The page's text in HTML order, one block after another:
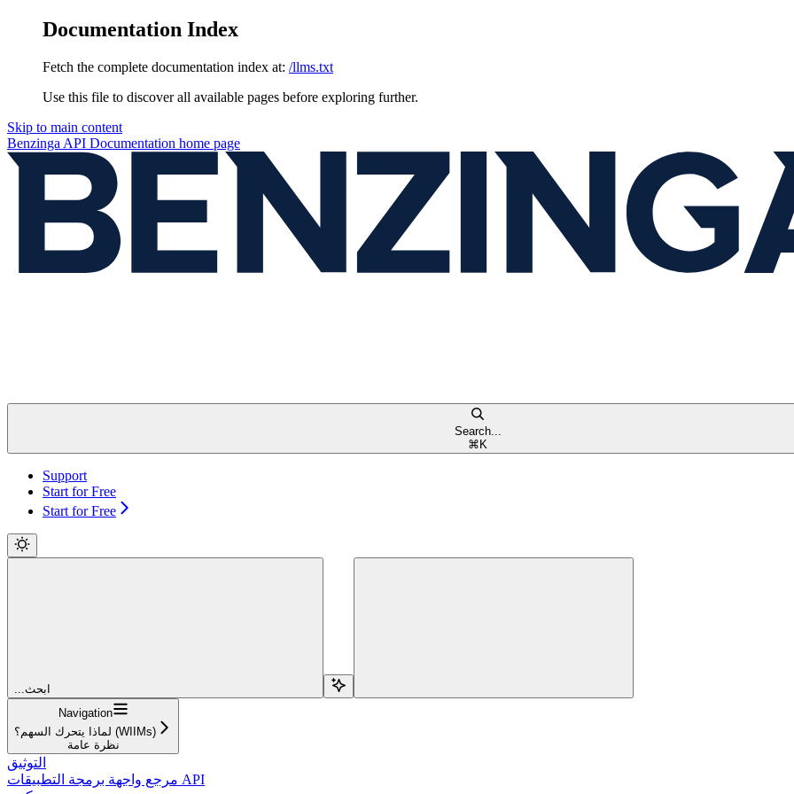
Documentation Index
Fetch the complete documentation index at: /llms.txt
Use this file to discover all available pages before exploring further.
Skip to main content
Benzinga API Documentation home page
Search...
⌘ K
Support
Start for Free
Start for Free
...ابحث
Navigation
لماذا يتحرك السهم؟ (WIIMs)
نظرة عامة
التوثيق
مرجع واجهة برمجة التطبيقات API